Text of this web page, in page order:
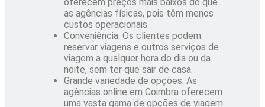
as agências físicas, pois têm menos
custos operacionais.
Conveniência: Os clientes podem
reservar viagens e outros serviços de
viagem a qualquer hora do dia ou da
noite, sem ter que sair de casa.
Grande variedade de opções: As
agências online em Coimbra oferecem
uma vasta gama de opções de viagem